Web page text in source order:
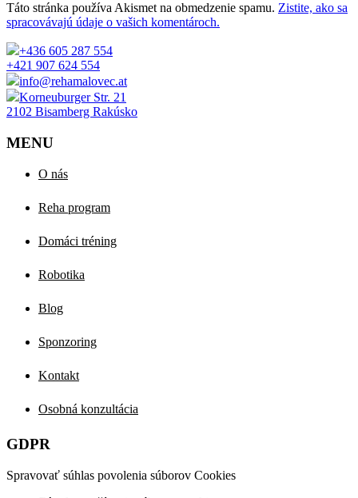
Táto stránka používa Akismet na obmedzenie spamu. Zistite, ako sa
spracovávajú údaje o vašich komentároch.
+436 605 287 554
+421 907 624 554
info@rehamalovec.at
Korneuburger Str. 21
2102 Bisamberg Rakúsko
MENU
O nás
Reha program
Domáci tréning
Robotika
Blog
Sponzoring
Kontakt
Osobná konzultácia
GDPR
Spravovať súhlas povolenia súborov Cookies